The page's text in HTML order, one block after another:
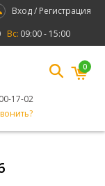
Вход / Регистрация
Вс: 09:00 - 15:00
17-02
0